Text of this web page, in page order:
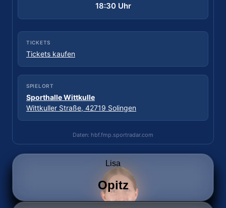
18:30 Uhr
TICKETS
Tickets kaufen
SPIELORT
Sporthalle Wittkulle
Wittkuller Straße, 42719 Solingen
Daten: hbf.fmp.sportradar.com
18:00 Uhr
Dechbettener Brücke 2, 93051 Regensburg
Daten: hbf.fmp.sportradar.com
Lisa
Opitz